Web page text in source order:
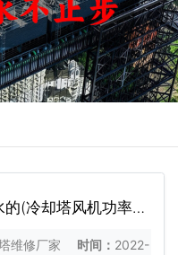
(冷却塔风机功率品
维修厂家 时间： 2022-